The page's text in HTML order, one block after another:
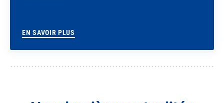
EN SAVOIR PLUS